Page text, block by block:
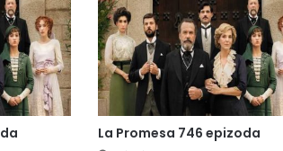
La Promesa 746 epizoda